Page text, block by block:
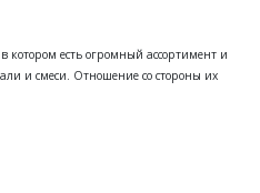
есть огромный ассортимент и
и смеси. Отношение со стороны их